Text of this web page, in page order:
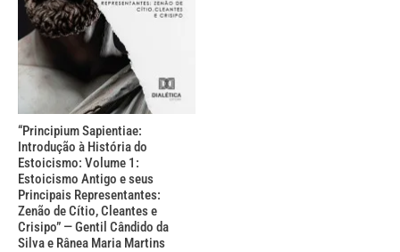
“Principium Sapientiae:
Introdução à História do
Estoicismo: Volume 1:
Estoicismo Antigo e seus
Principais Representantes:
Zenão de Cítio, Cleantes e
Crisipo” — Gentil Cândido da
Silva e Rânea Maria Martins